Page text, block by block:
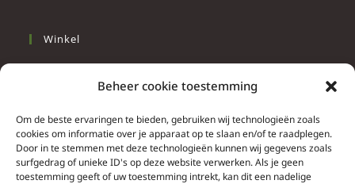
Beheer cookie toestemming
Om de beste ervaringen te bieden, gebruiken wij technologieën zoals
cookies om informatie over je apparaat op te slaan en/of te raadplegen.
Door in te stemmen met deze technologieën kunnen wij gegevens zoals
surfgedrag of unieke ID's op deze website verwerken. Als je geen
toestemming geeft of uw toestemming intrekt, kan dit een nadelige
Winkel
Wonen
Info
Contacteer ons